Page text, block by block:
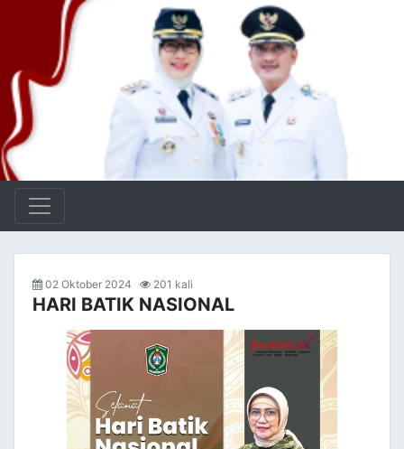
02 Oktober 2024 201 kali
HARI BATIK NASIONAL